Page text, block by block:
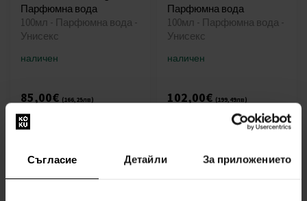
Съгласие Детайли За приложението
Парфюмна вода
100мл - Парфюмна вода -
Унисекс
наличен
85,00€ (166,25лв)
Парфюмна вода
100мл - Парфюмна вода -
Унисекс
наличен
102,00€ (199,49лв)